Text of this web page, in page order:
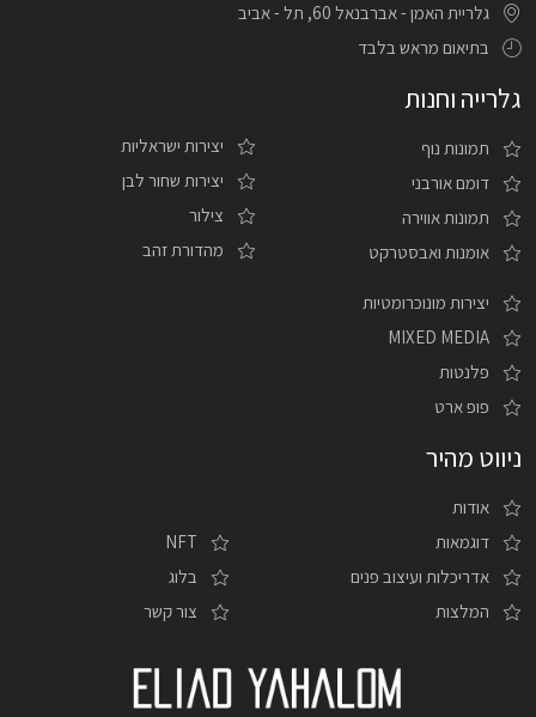
גלריית האמן - אברבנאל 60, תל - אביב
בתיאום מראש בלבד
גלרייה וחנות
תמונות נוף
דומם אורבני
תמונות אווירה
אומנות ואבסטרקט
יצירות ישראליות
יצירות שחור לבן
צילור
מהדורת זהב
יצירות מונוכרומטיות
MIXED MEDIA
פלנטות
פופ ארט
ניווט מהיר
אודות
דוגמאות
אדריכלות ועיצוב פנים
המלצות
NFT
בלוג
צור קשר